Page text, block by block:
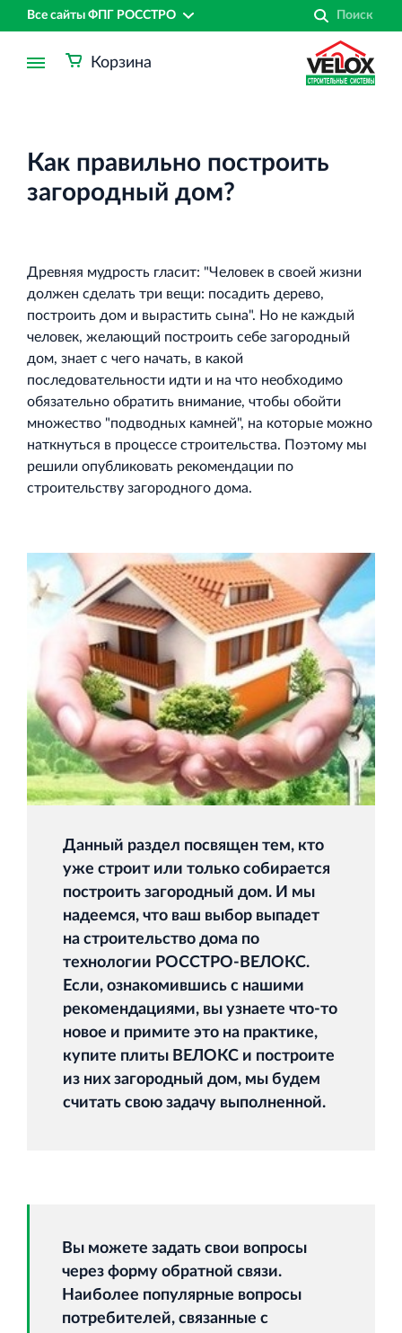
Все сайты ФПГ РОССТРО
Финансово‐промышленная группа РОССТРО
Аренда недвижимости в Санкт‐Петербурге
и Ленинградской области
Несъёмная опалубка из щепоцементных плит
Научно‐исследовательский институт
ЛЕННИИПРОЕКТ
Проектный институт по жилищно‐гражданскому
строительству
Торговый комплекс НОРД в Кингисеппе
Современный торговый комплекс в центре города
Испытательный комплекс ПКТИ
Многофункцинальный испытательный комплекс
Современный торговый комплекс в центре города
Кингисепп
Корзина
Как правильно построить
загородный дом?
Древняя мудрость гласит: "Человек в своей жизни
должен сделать три вещи: посадить дерево,
построить дом и вырастить сына". Но не каждый
человек, желающий построить себе загородный
дом, знает с чего начать, в какой
последовательности идти и на что необходимо
обязательно обратить внимание, чтобы обойти
множество "подводных камней", на которые можно
наткнуться в процессе строительства. Поэтому мы
решили опубликовать рекомендации по
строительству загородного дома.
Данный раздел посвящен тем, кто
уже строит или только собирается
построить загородный дом. И мы
надеемся, что ваш выбор выпадет
на строительство дома по
технологии РОССТРО-ВЕЛОКС.
Если, ознакомившись с нашими
рекомендациями, вы узнаете что-то
новое и примите это на практике,
купите плиты ВЕЛОКС и построите
из них загородный дом, мы будем
считать свою задачу выполненной.
Вы можете задать свои вопросы
через форму обратной связи.
Наиболее популярные вопросы
потребителей, связанные с